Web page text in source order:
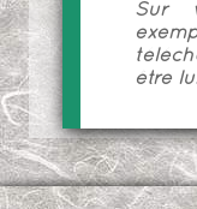
Sur
être